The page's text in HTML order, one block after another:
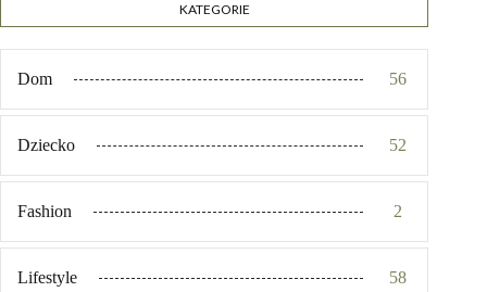
KATEGORIE
Dom 56
Dziecko 52
Fashion 2
Lifestyle 58